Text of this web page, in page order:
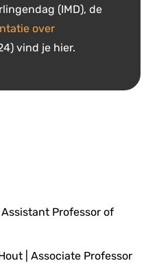
(IMD), de
over
vind je hier.
Assistant Professor of
| Associate Professor